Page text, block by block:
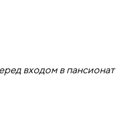
входом в пансионат